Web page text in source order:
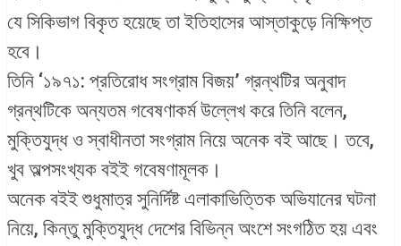
যে সিকিভাগ বিকৃত হয়েছে তা ইতিহাসের আস্তাকুড়ে নিক্ষিপ্ত
হবে।
তিনি ‘১৯৭১: প্রতিরোধ সংগ্রাম বিজয়’ গ্রন্থটির অনুবাদ
গ্রন্থটিকে অন্যতম গবেষণাকর্ম উল্লেখ করে তিনি বলেন,
মুক্তিযুদ্ধ ও স্বাধীনতা সংগ্রাম নিয়ে অনেক বই আছে। তবে,
খুব অল্পসংখ্যক বইই গবেষণামূলক।
অনেক বইই শুধুমাত্র সুনির্দিষ্ট এলাকাভিত্তিক অভিযানের ঘটনা
নিয়ে, কিন্তু মুক্তিযুদ্ধ দেশের বিভিন্ন অংশে সংগঠিত হয় এবং